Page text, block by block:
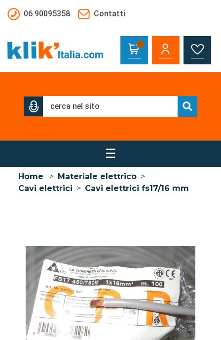
06.90095358
Contatti
☰
Home > Materiale elettrico >
Cavi elettrici > Cavi elettrici fs17/16 mm